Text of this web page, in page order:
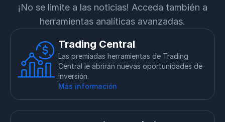
¡No se limite a las noticias! Acceda también a
herramientas analíticas avanzadas.
Trading Central
Las premiadas herramientas de Trading
Central le abrirán nuevas oportunidades de
inversión.
Más información